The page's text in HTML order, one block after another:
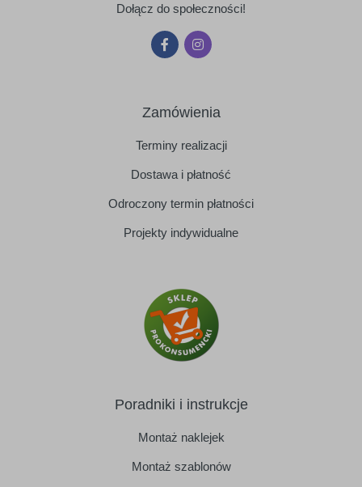
Dołącz do społeczności!
Zamówienia
Terminy realizacji
Dostawa i płatność
Odroczony termin płatności
Projekty indywidualne
Poradniki i instrukcje
Montaż naklejek
Montaż szablonów